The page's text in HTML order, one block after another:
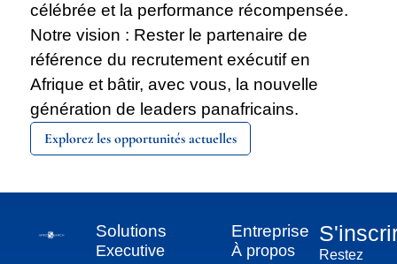
célébrée et la performance récompensée.
Notre vision : Rester le partenaire de
référence du recrutement exécutif en
Afrique et bâtir, avec vous, la nouvelle
génération de leaders panafricains.
Explorez les opportunités actuelles
Solutions
Executive
Entreprise
À propos
Restez